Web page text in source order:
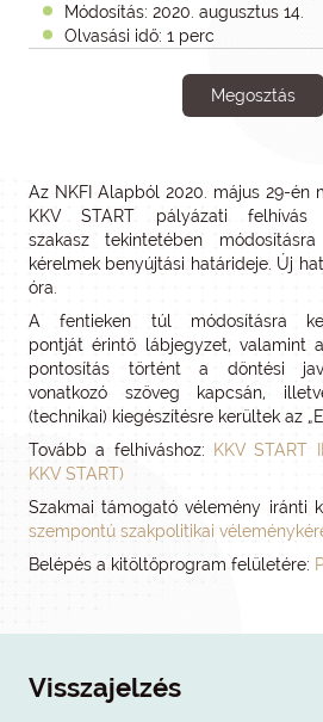
Módosítás: 2020. augusztus 14.
Olvasási idő: 1 perc
Megosztás
Az NKFI Alapból 2020. május 29-én
KKV START pályázati
szakasz tekintetében
kérelmek benyújtási határideje. Új
óra.
A fentieken túl módosításra
pontját érintő lábjegyzet, valamint
pontosítás történt a döntési
vonatkozó szöveg kapcsán,
(technikai) kiegészítésre kerültek az
Tovább a felhíváshoz:
KKV START
KKV START)
Szakmai támogató vélemény iránti
szempontú szakpolitikai
Belépés a kitöltőprogram felületére:
Visszajelzés